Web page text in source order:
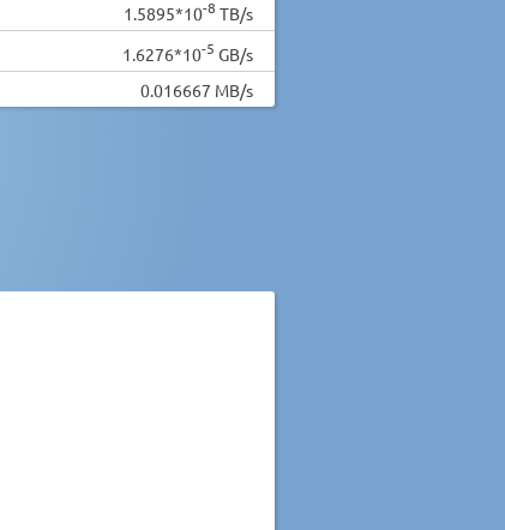
1.5895*10-8 TB/s
1.6276*10-5 GB/s
0.016667 MB/s